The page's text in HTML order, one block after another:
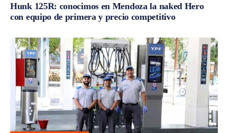
Hunk 125R: conocimos en Mendoza la naked Hero
con equipo de primera y precio competitivo